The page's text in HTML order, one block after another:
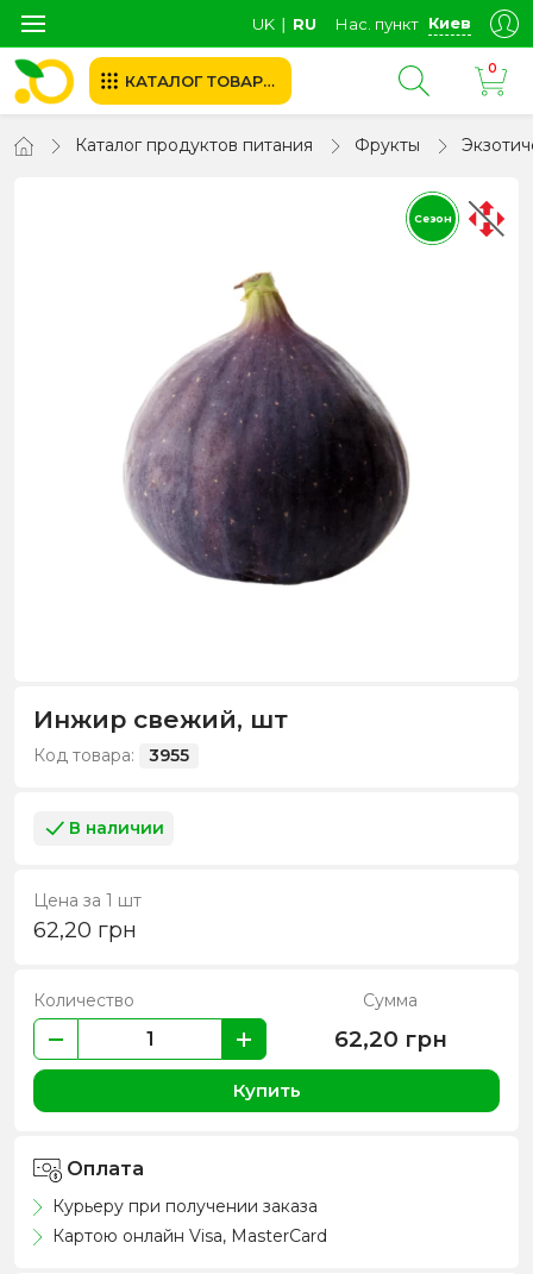
UK ∣ RU Нас. пункт Киев
КАТАЛОГ ТОВАРОВ
0
Каталог продуктов питания Фрукты
Сезон
Инжир свежий, шт
Код товара: 3955
В наличии
Цена за 1 шт
62,20 грн
Количество Сумма
62,20 грн
Купить
Оплата
Курьеру при получении заказа
Картою онлайн Visa, MasterCard